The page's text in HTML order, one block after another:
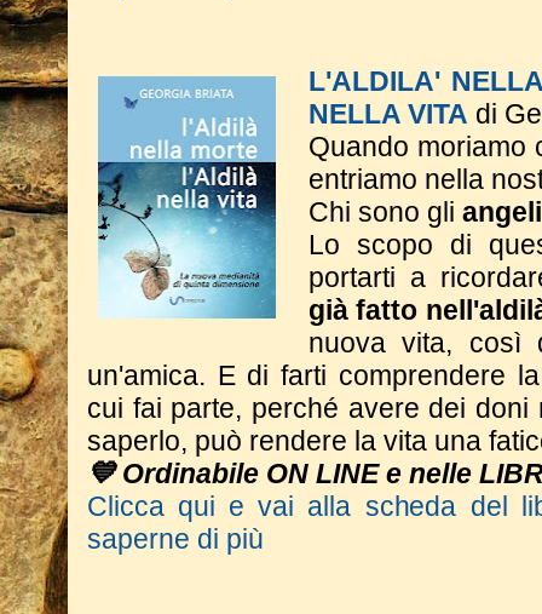
L'ALDILA'
NELLA VITA di
Quando moriamo
entriamo nella
Chi sono gli angeli
Lo scopo di
portarti a
già fatto
nuova vita, così
un'amica. E di farti comprendere
cui fai parte, perché avere dei doni
saperlo, può rendere la vita una
💙 Ordinabile ON LINE e nelle
Clicca qui e vai alla scheda del
saperne di più